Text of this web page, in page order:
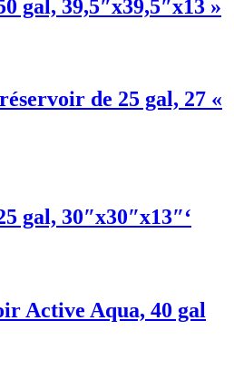
gal, 39,5″x39,5″x13 »
de 25 gal, 27 «
gal, 30″x30″x13″‘
Active Aqua, 40 gal